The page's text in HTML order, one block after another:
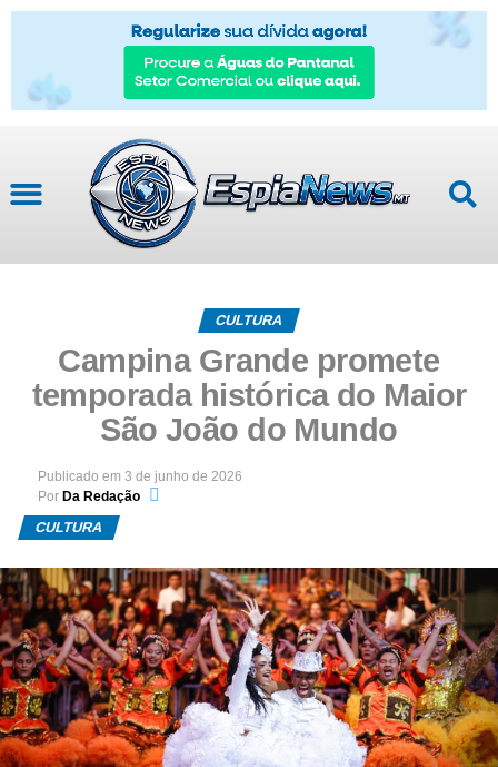
CULTURA
Campina Grande promete
temporada histórica do Maior
São João do Mundo
Publicado em 3 de junho de 2026
Por Da Redação
CULTURA